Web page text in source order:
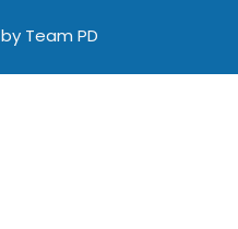
by Team PD